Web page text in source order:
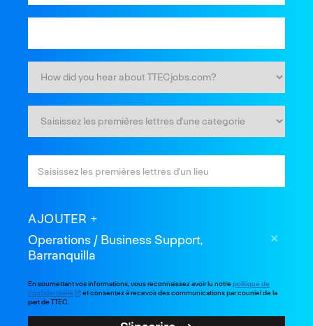
AJOUTER
Operations / Business Support,
Barranquilla
En soumettant vos informations, vous reconnaissez avoir lu notrepolitique de
confidentialité
et consentez à recevoir des communications par courriel de la
part de TTEC.